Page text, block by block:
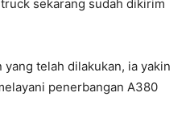
sekarang sudah dikirim
telah dilakukan, ia yakin
penerbangan A380